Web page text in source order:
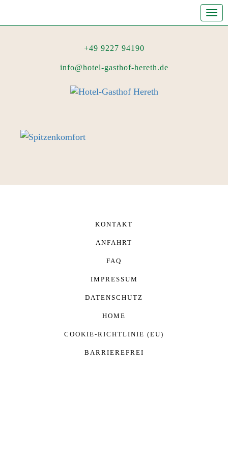
+49 9227 94190
info@hotel-gasthof-hereth.de
KONTAKT
ANFAHRT
FAQ
IMPRESSUM
DATENSCHUTZ
HOME
COOKIE-RICHTLINIE (EU)
BARRIEREFREI